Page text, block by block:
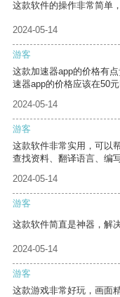
这款软件的操作非常简单
2024-05-14
游客
这款加速器app的价格有
速器app的价格应该在50元
2024-05-14
游客
这款软件非常实用，可以
查找资料、翻译语言、编
2024-05-14
游客
这款软件简直是神器，解
2024-05-14
游客
这款游戏非常好玩，画面